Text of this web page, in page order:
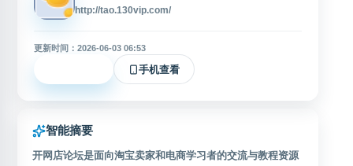
http://tao.130vip.com/
更新时间：2026-06-03 06:53
手机查看
智能摘要
开网店论坛是面向淘宝卖家和电商学习者的交流与教程资源